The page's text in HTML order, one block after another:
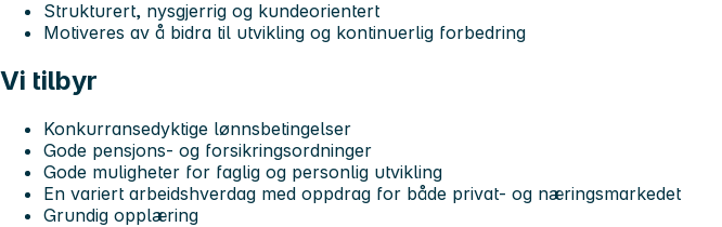
Strukturert, nysgjerrig og kundeorientert
Motiveres av å bidra til utvikling og kontinuerlig forbedring
Vi tilbyr
Konkurransedyktige lønnsbetingelser
Gode pensjons- og forsikringsordninger
Gode muligheter for faglig og personlig utvikling
En variert arbeidshverdag med oppdrag for både privat- og næringsmarkedet
Grundig opplæring